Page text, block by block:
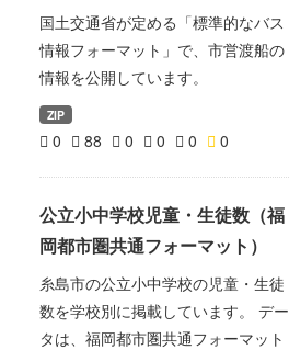
国土交通省が定める「標準的なバス
情報フォーマット」で、市営渡船の
情報を公開しています。
ZIP
0 88 0 0 0 0
公立小中学校児童・生徒数（福
岡都市圏共通フォーマット）
糸島市の公立小中学校の児童・生徒
数を学校別に掲載しています。 デー
タは、福岡都市圏共通フォーマット